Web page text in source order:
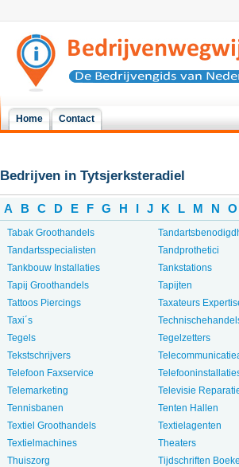
Home Contact
Bedrijven in Tytsjerksteradiel
A B C D E F G H I J K L M N O
Tabak Groothandels
Tandartsspecialisten
Tankbouw Installaties
Tapij Groothandels
Tattoos Piercings
Taxi´s
Tegels
Tekstschrijvers
Telefoon Faxservice
Telemarketing
Tennisbanen
Textiel Groothandels
Textielmachines
Thuiszorg
Tandprothetici
Tankstations
Tapijten
Taxateurs
Tegelzetters
Televisie
Tenten Hallen
Textielagenten
Theaters
Tijdschriften